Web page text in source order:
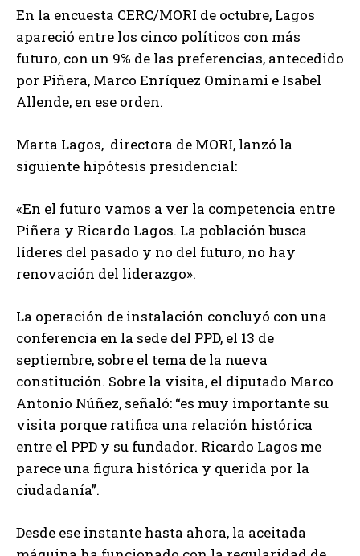
En la encuesta CERC/MORI de octubre, Lagos
apareció entre los cinco políticos con más
futuro, con un 9% de las preferencias, antecedido
por Piñera, Marco Enríquez Ominami e Isabel
Allende, en ese orden.
Marta Lagos, directora de MORI, lanzó la
siguiente hipótesis presidencial:
«En el futuro vamos a ver la competencia entre
Piñera y Ricardo Lagos. La población busca
líderes del pasado y no del futuro, no hay
renovación del liderazgo».
La operación de instalación concluyó con una
conferencia en la sede del PPD, el 13 de
septiembre, sobre el tema de la nueva
constitución. Sobre la visita, el diputado Marco
Antonio Núñez, señaló: “es muy importante su
visita porque ratifica una relación histórica
entre el PPD y su fundador. Ricardo Lagos me
parece una figura histórica y querida por la
ciudadanía”.
Desde ese instante hasta ahora, la aceitada